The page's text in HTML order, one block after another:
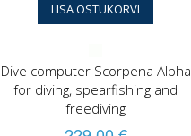
LISA OSTUKORVI
Dive computer Scorpena Alpha
for diving, spearfishing and
freediving